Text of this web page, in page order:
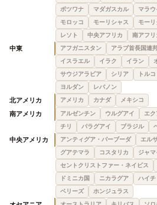
ボツワナ
マダガスカル マラウ
モロッコ
モーリシャス モーリ
レソト
中央アフリカ 南アフリ
中東 アフガニスタン アラブ首長国連
イスラエル
イラク イラン
サウジアラビア
シリア トルコ
ヨルダン
レバノン
北アメリカ アメリカ カナダ メキシコ
南アメリカ アルゼンチン ウルグアイ エ
チリ
パラグアイ ブラジル
中央アメリカ アンティグア・バーブーダ エル
グアテマラ
コスタリカ
ジャマ
セントクリストファー・ネイビス
ドミニカ国
ニカラグア ハイチ
ベリーズ
ホンジュラス